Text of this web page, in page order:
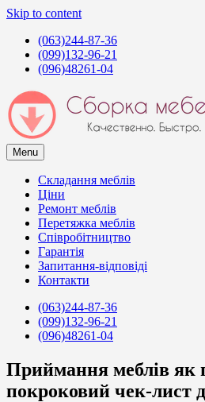
Skip to content
(063)244-87-36
(099)132-96-21
(096)48261-04
Сборка мебели в Киеве
Услуги сборщиков мебели в Киеве
Menu
Складання меблів
Ціни
Ремонт меблів
Перетяжка меблів
Співробітництво
Гарантія
Запитання-відповіді
Контакти
(063)244-87-36
(099)132-96-21
(096)48261-04
Приймання меблів як
покроковий чек-лист